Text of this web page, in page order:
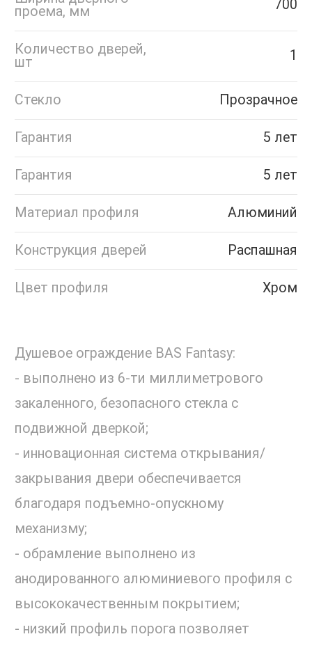
проема, мм
700
Количество дверей,
шт
1
Стекло Прозрачное
Гарантия 5 лет
Гарантия 5 лет
Материал профиля Алюминий
Конструкция дверей Распашная
Цвет профиля Хром
Душевое ограждение BAS Fantasy:
- выполнено из 6-ти миллиметрового
закаленного, безопасного стекла с
подвижной дверкой;
- инновационная система открывания/
закрывания двери обеспечивается
благодаря подъемно-опускному
механизму;
- обрамление выполнено из
анодированного алюминиевого профиля с
высококачественным покрытием;
- низкий профиль порога позволяет